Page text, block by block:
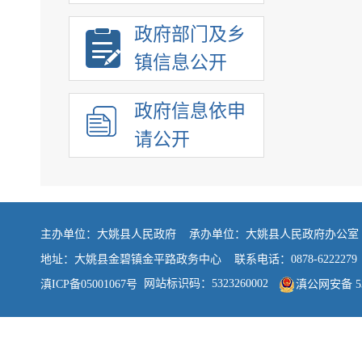
政府部门及乡
镇信息公开
政府信息依申
请公开
主办单位：大姚县人民政府 承办单位：大姚县人民政府办公
地址：大姚县金碧镇金平路政务中心 联系电话：0878-6222279
滇ICP备05001067号 网站标识码：5323260002 滇公网安备